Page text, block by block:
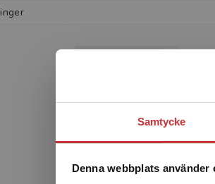
Samtycke
Denna webbplats använder